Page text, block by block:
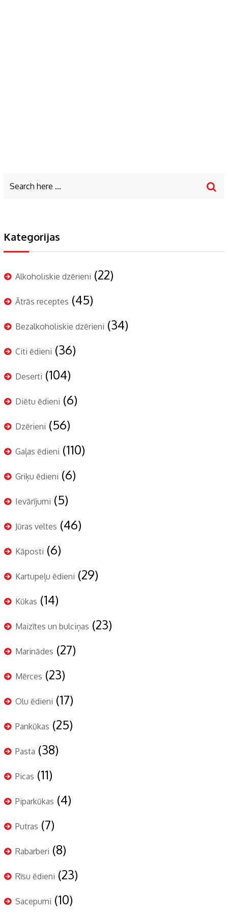
Kategorijas
Alkoholiskie dzērieni (22)
Ātrās receptes (45)
Bezalkoholiskie dzērieni (34)
Citi ēdieni (36)
Deserti (104)
Diētu ēdieni (6)
Dzērieni (56)
Gaļas ēdieni (110)
Griķu ēdieni (6)
Ievārījumi (5)
Jūras veltes (46)
Kāposti (6)
Kartupeļu ēdieni (29)
Kūkas (14)
Maizītes un bulciņas (23)
Marinādes (27)
Mērces (23)
Olu ēdieni (17)
Pankūkas (25)
Pasta (38)
Picas (11)
Piparkūkas (4)
Putras (7)
Rabarberi (8)
Rīsu ēdieni (23)
Sacepumi (10)